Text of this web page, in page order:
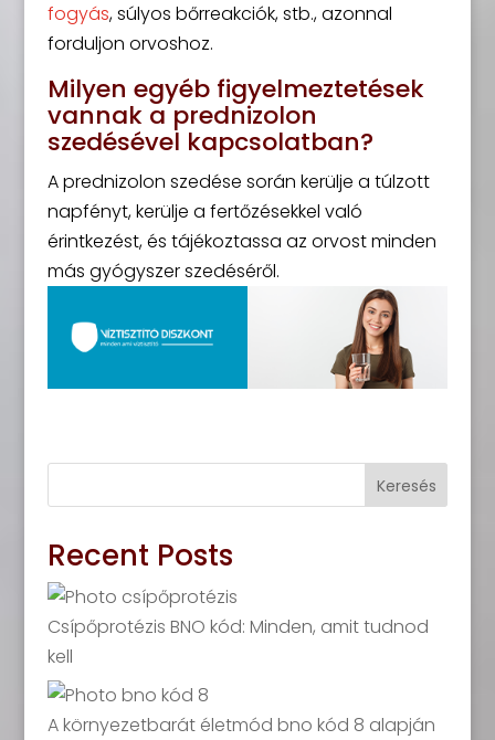
fogyás, súlyos bőrreakciók, stb., azonnal
forduljon orvoshoz.
Milyen egyéb figyelmeztetések
vannak a prednizolon
szedésével kapcsolatban?
A prednizolon szedése során kerülje a túlzott
napfényt, kerülje a fertőzésekkel való
érintkezést, és tájékoztassa az orvost minden
más gyógyszer szedéséről.
Keresés
Recent Posts
Csípőprotézis BNO kód: Minden, amit tudnod
kell
A környezetbarát életmód bno kód 8 alapján